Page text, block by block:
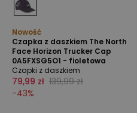
Nowość
Czapka z daszkiem The North
Face Horizon Trucker Cap
0A5FXSG5O1 - fioletowa
Czapki z daszkiem
79,99 zł 139,99 zł
-43%